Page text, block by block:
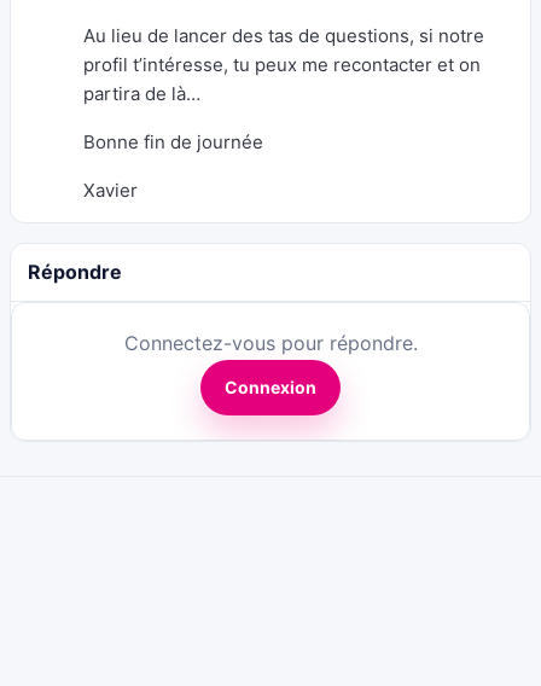
Au lieu de lancer des tas de questions, si notre
profil t’intéresse, tu peux me recontacter et on
partira de là…
Bonne fin de journée
Xavier
Répondre
Connectez-vous pour répondre.
Connexion